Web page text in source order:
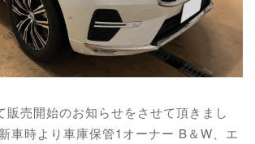
販売開始のお知らせをさせて頂きまし
車時より車庫保管1オーナー B＆W、エ